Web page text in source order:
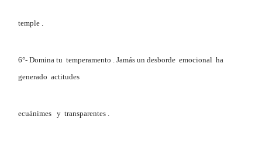
temple .
6°- Domina tu temperamento . Jamás un desborde emocional ha
generado actitudes
ecuánimes y transparentes .